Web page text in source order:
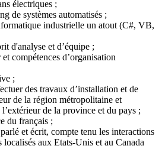
électriques ;
de systèmes automatisés ;
industrielle un atout (C#, VB,
d'analyse et d’équipe ;
compétences d’organisation
;
des travaux d’installation et de
de la région métropolitaine et
de la province et du pays ;
du français ;
et écrit, compte tenu les interactions
localisés aux Etats-Unis et au Canada